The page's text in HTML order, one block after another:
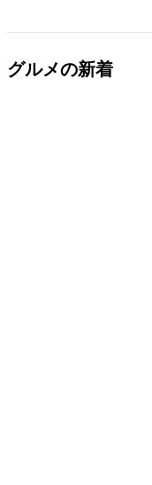
グルメの新着